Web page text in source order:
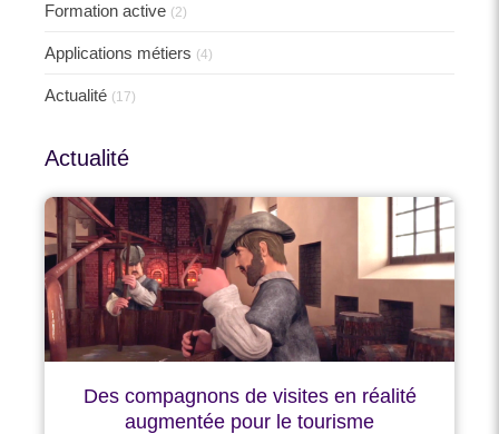
Formation active (2)
Applications métiers (4)
Actualité (17)
Actualité
Des compagnons de visites en réalité
augmentée pour le tourisme